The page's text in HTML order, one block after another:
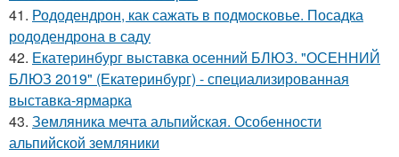
41. Рододендрон, как сажать в подмосковье. Посадка
рододендрона в саду
42. Екатеринбург выставка осенний БЛЮЗ. "ОСЕННИЙ
БЛЮЗ 2019" (Екатеринбург) - специализированная
выставка-ярмарка
43. Земляника мечта альпийская. Особенности
альпийской земляники